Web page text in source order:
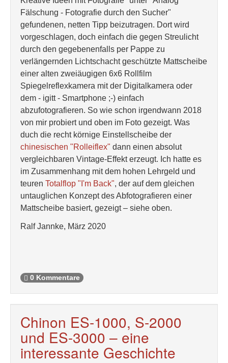
Fälschung - Fotografie durch den Sucher"
gefundenen, netten Tipp beizutragen. Dort wird
vorgeschlagen, doch einfach die gegen Streulicht
durch den gegebenenfalls per Pappe zu
verlängernden Lichtschacht geschützte Mattscheibe
einer alten zweiäugigen 6x6 Rollfilm
Spiegelreflexkamera mit der Digitalkamera oder
dem - igitt - Smartphone ;-) einfach
abzufotografieren. So wie schon irgendwann 2018
von mir probiert und oben im Foto gezeigt. Was
duch die recht körnige Einstellscheibe der
chinesischen "Rolleiflex" dann einen absolut
vergleichbaren Vintage-Effekt erzeugt. Ich hatte es
im Zusammenhang mit dem hohen Lehrgeld und
teuren Totalflop "I'm Back", der auf dem gleichen
untauglichen Konzept des Abfotografieren einer
Mattscheibe basiert, gezeigt – siehe oben.
Ralf Jannke, März 2020
0 Kommentare
Chinon ES-1000, S-2000
und ES-3000 – eine
interessante Geschichte